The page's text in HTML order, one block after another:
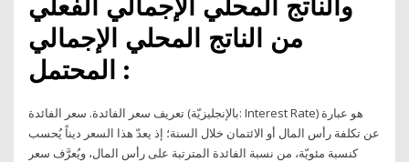
من الناتج المحلي الإجمالي
المحتمل :
تعريف سعر الفائدة. سعر الفائدة (بالإنجليزيّة: Interest Rate) هو عبارة
عن تكلفة رأس المال أو الائتمان خلال السنة؛ إذ يعدّ هذا السعر ديناً يُحسب
كنسبة مئويّة، من نسبة الفائدة المترتبة على رأس المال، ويُعرَّف سعر